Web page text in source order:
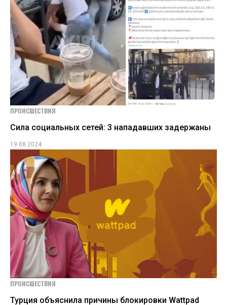
ПРОИСШЕСТВИЯ
Сила социальных сетей: 3 нападавших задержаны
19.08.2024
ПРОИСШЕСТВИЯ
Турция объяснила причины блокировки Wattpad